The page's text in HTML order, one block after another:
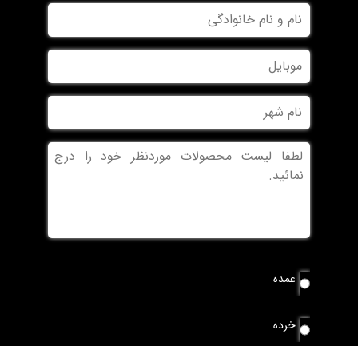
نام
و
نام
خانوادگی
موبایل
نام
شهر
بدون
عنوان
نوع
سفارش
عمده
خرده